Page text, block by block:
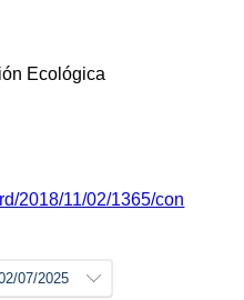
Ecológica
2018/11/02/1365/con
07/2025